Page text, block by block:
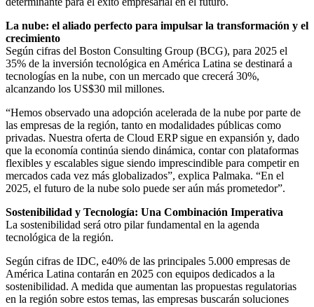
La nube: el aliado perfecto para impulsar la transformación y el
crecimiento
Según cifras del Boston Consulting Group (BCG), para 2025 el
35% de la inversión tecnológica en América Latina se destinará a
tecnologías en la nube, con un mercado que crecerá 30%,
alcanzando los US$30 mil millones.
“Hemos observado una adopción acelerada de la nube por parte de
las empresas de la región, tanto en modalidades públicas como
privadas. Nuestra oferta de Cloud ERP sigue en expansión y, dado
que la economía continúa siendo dinámica, contar con plataformas
flexibles y escalables sigue siendo imprescindible para competir en
mercados cada vez más globalizados”, explica Palmaka. “En el
2025, el futuro de la nube solo puede ser aún más prometedor”.
Sostenibilidad y Tecnología: Una Combinación Imperativa
La sostenibilidad será otro pilar fundamental en la agenda
tecnológica de la región.
Según cifras de IDC, e40% de las principales 5.000 empresas de
América Latina contarán en 2025 con equipos dedicados a la
sostenibilidad. A medida que aumentan las propuestas regulatorias
en la región sobre estos temas, las empresas buscarán soluciones